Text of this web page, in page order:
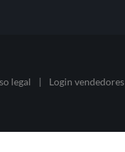
legal | Login vendedores